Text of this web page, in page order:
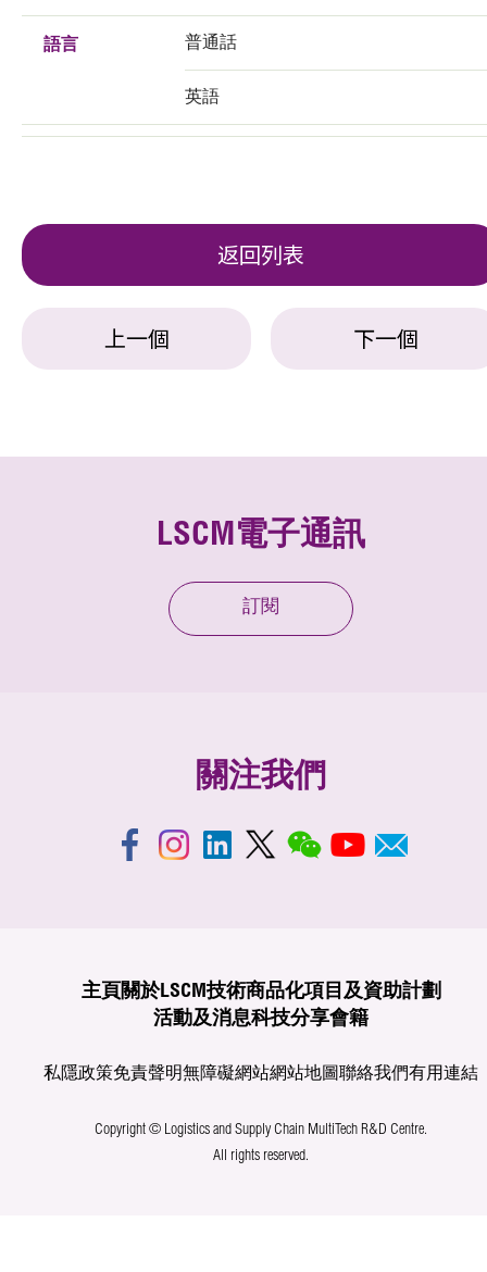
語言 普通話
英語
返回列表
上一個 下一個
LSCM電子通訊
訂閱
關注我們
主頁 關於LSCM技術商品化項目及資助計劃
活動及消息科技分享會籍
私隱政策免責聲明無障礙網站網站地圖聯絡我們有用連結
Copyright © Logistics and Supply Chain MultiTech R&D Centre.
All rights reserved.